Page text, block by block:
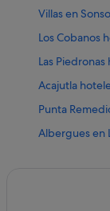
Villas en
Los Cobanos
Las
Acajutla
Punta
Albergues en